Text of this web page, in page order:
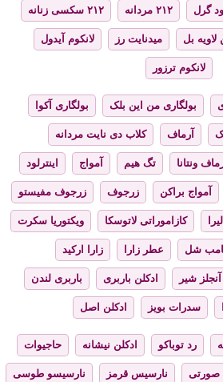
گرل ۲۱۲ مردانه ۲۱۲ سکسی زنانه
لاویه بل میدنایت رز لانکوم آیدول
لانکوم ترزور
بولگاری من این بلک بولگاری آکوا
آرماف کلاب دی نایت مردانه
ونتانا تگ هیم آمواج اینترلود
آمواج براکن زرجوف زرجوف مفیستو
کازاموراتی لاتوسکا ویکتوریا سکرت
شل عطر زارا زارا ارکید
آنجلز شیر ادکلن باربری باربری لندن
سدرات بویز ادکلن اصل
رد توباکو ادکلن نیشانه حاجیوات
صورتی نارسیس قرمز نارسیسو طوسی